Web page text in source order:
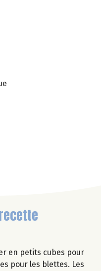
en petits cubes pour
pour les blettes. Les